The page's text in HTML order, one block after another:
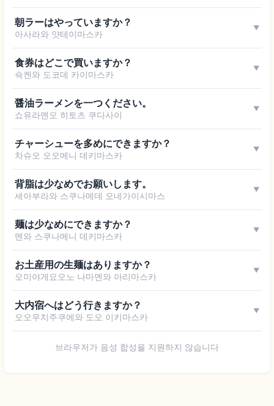
朝ラーはやっていますか？
아사라와 얏테이마스카
▼
食券はどこで買いますか？
쇽켄와 도코데 카이마스카
▼
醤油ラーメンを一つください。
쇼유라멘오 히토츠 쿠다사이
▼
チャーシューを多めにできますか？
차슈오 오오메니 데키마스카
▼
背脂は少なめでお願いします。
세아부라와 스쿠나메데 오네가이시마스
▼
麺は少なめにできますか？
멘와 스쿠나메니 데키마스카
▼
お土産用の生麺はありますか？
오미야게요오노 나마멘와 아리마스카
▼
大内宿へはどう行きますか？
오오우치주쿠에와 도오 이키마스카
▼
브라우저가 음성 합성을 지원하지 않습니다